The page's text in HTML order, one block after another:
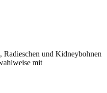
Radieschen und Kidneybohnen
mit